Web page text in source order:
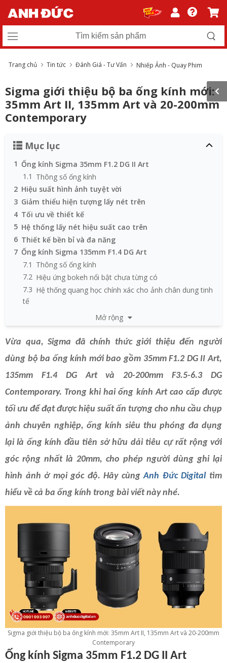
Trang chủ Tin tức Đánh Giá - Tư Vấn Nhiếp Ảnh - Quay Phim
Sigma giới thiệu bộ ba ống kính mới:
35mm Art II, 135mm Art và 20-200mm
Contemporary
Mục lục
1 Ống kính Sigma 35mm F1.2 DG II Art
1.1 Thông số ống kính
2 Hiệu suất hình ảnh tuyệt vời
3 Giảm thiểu hiện tượng lấy nét trên
4 Tối ưu về thiết kế
5 Hệ thống lấy nét hiệu suất cao trên
6 Thiết kế bền bỉ và đa năng
7 Ống kính Sigma 135mm F1.4 DG Art
7.1 Thông số ống kính
7.2 Hiệu ứng bokeh nổi bật chưa từng có
7.3 Hệ thống quang học chính xác cho ảnh chân dung tinh
tế
Hệ thống lấy nét tự động nhanh và ấn tượng
7.5 Thiết kế bền bỉ và nhiều chức năng hỗ trợ chụp ảnh
8
Sigma 20-200mm F3.5-6.3 DG Contemporary
8.2 Dải tiêu cự độc đáo 20 – 200mm
8.3
Thiết kế nhỏ gọn và hệ thống quang học chất lượng
9
Mức giá và ngày ra mắt dự kiến
Mở rộng
Vừa qua, Sigma đã chính thức giới thiệu đến người
dùng bộ ba ống kính mới bao gồm 35mm F1.2 DG II Art,
135mm F1.4 DG Art và 20-200mm F3.5-6.3 DG
Contemporary. Trong khi hai ống kính Art cao cấp được
tối ưu để đạt được hiệu suất ấn tượng cho nhu cầu chụp
ảnh chuyên nghiệp, ống kính siêu thu phóng đa dụng
lại là ống kính đầu tiên sở hữu dải tiêu cự rất rộng với
góc rộng nhất là 20mm, cho phép người dùng ghi lại
hình ảnh ở mọi góc độ. Hãy cùngAnh Đức Digital tìm
hiểu về cả ba ống kính trong bài viết này nhé.
Sigma giới thiệu bộ ba ống kính mới: 35mm Art II, 135mm Art và 20-200mm
Contemporary
Ống kính Sigma 35mm F1.2 DG II Art